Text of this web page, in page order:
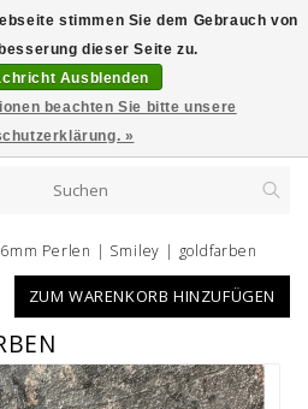
Perlen | Smiley | goldfarben
ZUM WARENKORB HINZUFÜGEN
stimmen Sie dem Gebrauch von
dieser Seite zu.
Ausblenden
beachten Sie bitte unsere
»